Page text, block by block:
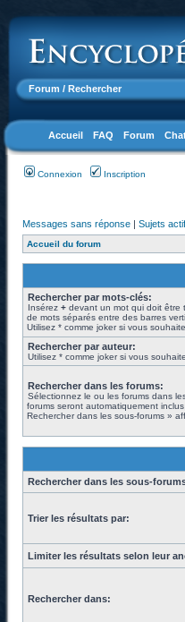
Forum / Rechercher
Accueil FAQ Forum
Connexion Inscription
Messages sans réponse | Sujets
Accueil du forum
Rechercher par mots-clés:
Insérez + devant un mot qui doit être
de mots séparés entre des barres
Utilisez * comme joker si vous
Rechercher par auteur:
Utilisez * comme joker si vous
Rechercher dans les forums:
Sélectionnez le ou les forums dans
forums seront automatiquement
Rechercher dans les sous-forums »
Rechercher dans les sous-
Trier les résultats par:
Limiter les résultats selon leur
Rechercher dans: